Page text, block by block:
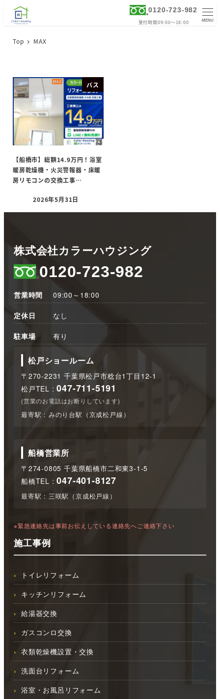
0120-723-982
受付時間09:00～18:00 MENU
Top MAX
バス
【船橋市】総額14.9万円！浴室
暖房乾燥機・火災警報器・床暖
房リモコンの交換工事…
2026年5月31日
株式会社カラーハウジング
0120-723-982
営業時間 09:00～18:00
定休日 なし
駐車場 有り
松戸ショールーム
〒270-2231 千葉県松戸市稔台1丁目12-1
松戸TEL :047-711-5191
(営業のお電話はお断りしています)
最寄駅 : みのり台駅（京成松戸線）
船橋営業所
〒274-0805 千葉県船橋市二和東3-1-5
船橋TEL :047-401-8127
最寄駅 : 三咲駅（京成松戸線）
※緊急連絡先は事前お伝えしている連絡先へご連絡下さい
施工事例
トイレリフォーム
キッチンリフォーム
給湯器交換
ガスコンロ交換
衣類乾燥機設置・交換
洗面台リフォーム
浴室・お風呂リフォーム